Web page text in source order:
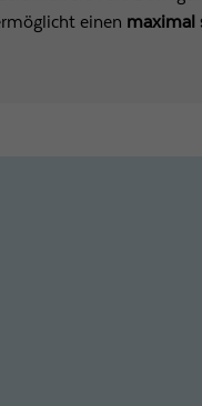
einen maximal